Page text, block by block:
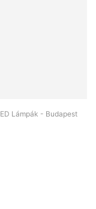
Lámpák - Budapest